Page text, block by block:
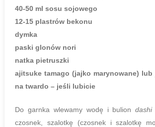
40-50 ml sosu sojowego
12-15 plastrów bekonu
dymka
paski glonów nori
natka pietruszki
ajitsuke tamago (jajko marynowane)
na twardo – jeśli lubicie
Do garnka wlewamy wodę i buliondashi
czosnek, szalotkę (czosnek i szalotkę